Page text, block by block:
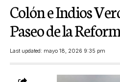
Colón e Indios
Paseo de la
Last updated: mayo 18, 2026 9:35 pm